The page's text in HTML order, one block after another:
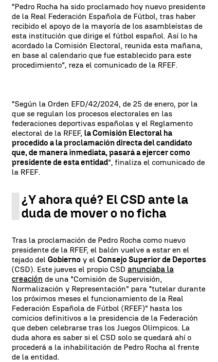
"Pedro Rocha ha sido proclamado hoy nuevo presidente
de la Real Federación Española de Fútbol, tras haber
recibido el apoyo de la mayoría de los asambleístas de
esta institución que dirige el fútbol español. Así lo ha
acordado la Comisión Electoral, reunida esta mañana,
en base al calendario que fue establecido para este
procedimiento", reza el comunicado de la RFEF.
"Según la Orden EFD/42/2024, de 25 de enero, por la
que se regulan los procesos electorales en las
federaciones deportivas españolas y el Reglamento
electoral de la RFEF, la Comisión Electoral ha
procedido a la proclamación directa del candidato
que, de manera inmediata, pasará a ejercer como
presidente de esta entidad", finaliza el comunicado de
la RFEF.
¿Y ahora qué? El CSD ante la
duda de mover o no ficha
Tras la proclamación de Pedro Rocha como nuevo
presidente de la RFEF, el balón vuelve a estar en el
tejado del Gobierno y el Consejo Superior de Deportes
(CSD). Este jueves el propio CSD anunciaba la
creación de una "Comisión de Supervisión,
Normalización y Representación" para "tutelar durante
los próximos meses el funcionamiento de la Real
Federación Española de Fútbol (RFEF)" hasta los
comicios definitivos a la presidencia de la Federación
que deben celebrarse tras los Juegos Olímpicos. La
duda ahora es saber si el CSD solo se quedará ahí o
procederá a la inhabilitación de Pedro Rocha al frente
de la entidad.